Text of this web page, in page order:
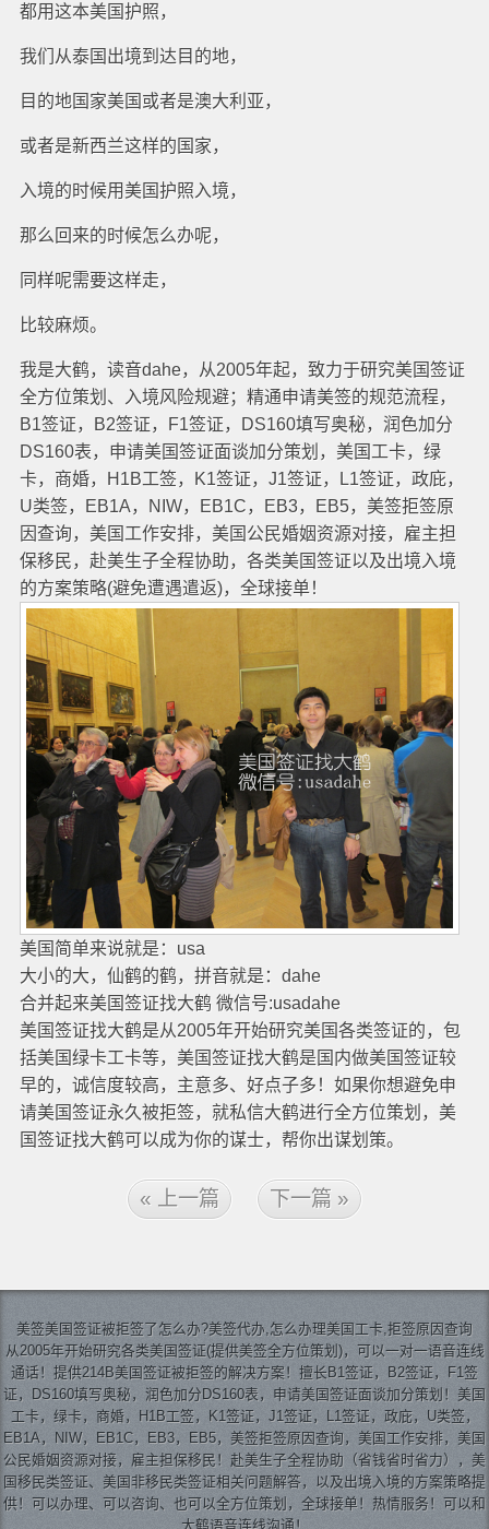
都用这本美国护照，
我们从泰国出境到达目的地，
目的地国家美国或者是澳大利亚，
或者是新西兰这样的国家，
入境的时候用美国护照入境，
那么回来的时候怎么办呢，
同样呢需要这样走，
比较麻烦。
我是大鹤，读音dahe，从2005年起，致力于研究美国签证
全方位策划、入境风险规避；精通申请美签的规范流程，
B1签证，B2签证，F1签证，DS160填写奥秘，润色加分
DS160表，申请美国签证面谈加分策划，美国工卡，绿
卡，商婚，H1B工签，K1签证，J1签证，L1签证，政庇，
U类签，EB1A，NIW，EB1C，EB3，EB5，美签拒签原
因查询，美国工作安排，美国公民婚姻资源对接，雇主担
保移民，赴美生子全程协助，各类美国签证以及出境入境
的方案策略(避免遭遇遣返)，全球接单！
美国简单来说就是：usa
大小的大，仙鹤的鹤，拼音就是：dahe
合并起来美国签证找大鹤 微信号:usadahe
美国签证找大鹤是从2005年开始研究美国各类签证的，包
括美国绿卡工卡等，美国签证找大鹤是国内做美国签证较
早的，诚信度较高，主意多、好点子多！如果你想避免申
请美国签证永久被拒签，就私信大鹤进行全方位策划，美
国签证找大鹤可以成为你的谋士，帮你出谋划策。
« 上一篇 下一篇 »
美签美国签证被拒签了怎么办?美签代办,怎么办理美国工卡,拒签原因查询
从2005年开始研究各类美国签证(提供美签全方位策划)，可以一对一语音连线
通话！提供214B美国签证被拒签的解决方案！擅长B1签证，B2签证，F1签
证，DS160填写奥秘，润色加分DS160表，申请美国签证面谈加分策划！美国
工卡，绿卡，商婚，H1B工签，K1签证，J1签证，L1签证，政庇，U类签，
EB1A，NIW，EB1C，EB3，EB5，美签拒签原因查询，美国工作安排，美国
公民婚姻资源对接，雇主担保移民！赴美生子全程协助（省钱省时省力），美
国移民类签证、美国非移民类签证相关问题解答，以及出境入境的方案策略提
供！可以办理、可以咨询、也可以全方位策划，全球接单！热情服务！可以和
大鹤语音连线沟通！